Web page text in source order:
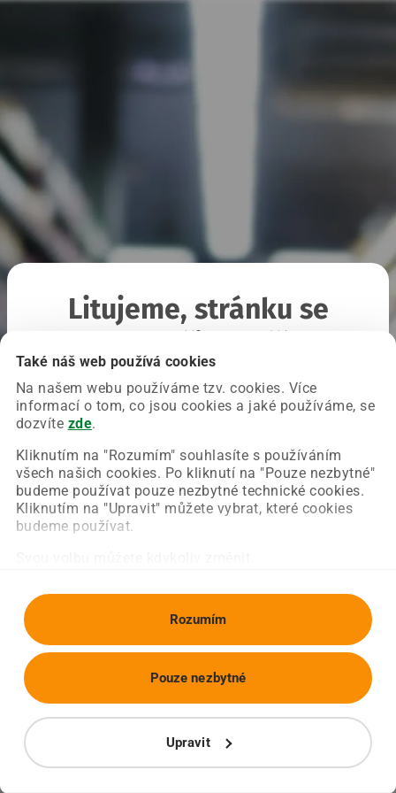
Také náš web používá cookies
Na našem webu používáme tzv. cookies. Více
informací o tom, co jsou cookies a jaké používáme, se
dozvíte zde.
Kliknutím na "Rozumím" souhlasíte s používáním
všech našich cookies. Po kliknutí na "Pouze nezbytné"
budeme používat pouze nezbytné technické cookies.
Kliknutím na "Upravit" můžete vybrat, které cookies
budeme používat.
Rozumím
Upravit
Pouze nezbytné
Litujeme, stránku se
Chyba nastala na naší straně a už ji opravujeme.
Zkuste prosím znovu načíst požadovanou stránku.
Obnovit stránku Úvodní strana